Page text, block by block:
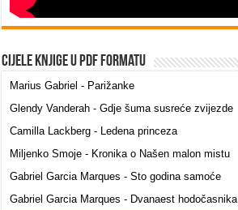
Cijele knjige u PDF formatu
Marius Gabriel - Parižanke
Glendy Vanderah - Gdje šuma susreće zvijezde
Camilla Lackberg - Ledena princeza
Miljenko Smoje - Kronika o Našen malon mistu
Gabriel Garcia Marques - Sto godina samoće
Gabriel Garcia Marques - Dvanaest hodočasnika